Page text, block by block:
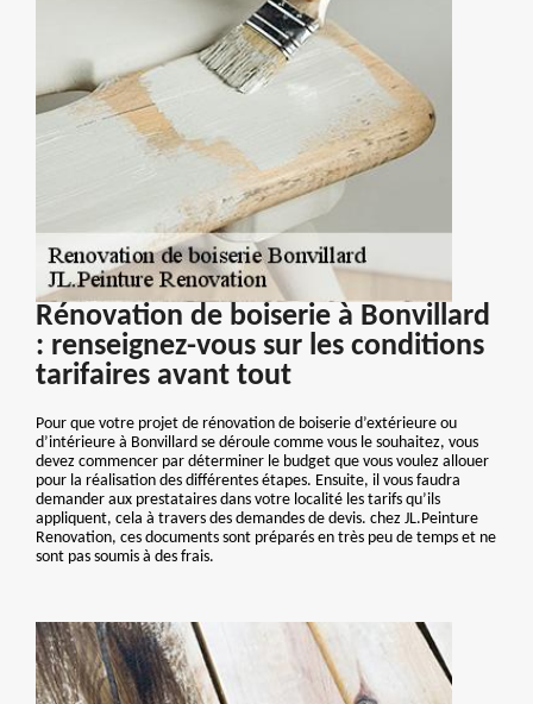
Rénovation de boiserie à Bonvillard
: renseignez-vous sur les conditions
tarifaires avant tout
Pour que votre projet de rénovation de boiserie d’extérieure ou
d’intérieure à Bonvillard se déroule comme vous le souhaitez, vous
devez commencer par déterminer le budget que vous voulez allouer
pour la réalisation des différentes étapes. Ensuite, il vous faudra
demander aux prestataires dans votre localité les tarifs qu’ils
appliquent, cela à travers des demandes de devis. chez JL.Peinture
Renovation, ces documents sont préparés en très peu de temps et ne
sont pas soumis à des frais.